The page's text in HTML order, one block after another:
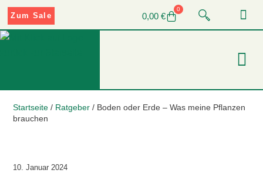
0,00 €
0
Zum Sale
Startseite / Ratgeber / Boden oder Erde – Was meine Pflanzen
brauchen
10. Januar 2024